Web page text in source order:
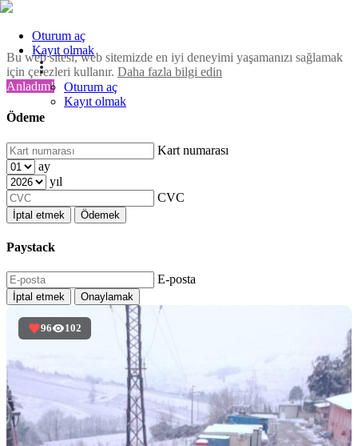
Bu web sitesi, web sitemizde en iyi deneyimi yaşamanızı sağlamak
için çerezleri kullanır. Daha fazla bilgi edin
Anladım!
Ödeme
Kart numarası
ay
yıl
CVC
İptal etmek Ödemek
Paystack
E-posta
İptal etmek Onaylamak
Oturum aç
Kayıt olmak
Oturum aç
Kayıt olmak
96 102